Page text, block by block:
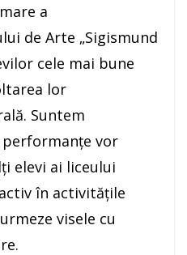
a
de Arte „Sigismund
cele mai bune
lor
Suntem
vor
elevi ai liceului
în activitățile
visele cu